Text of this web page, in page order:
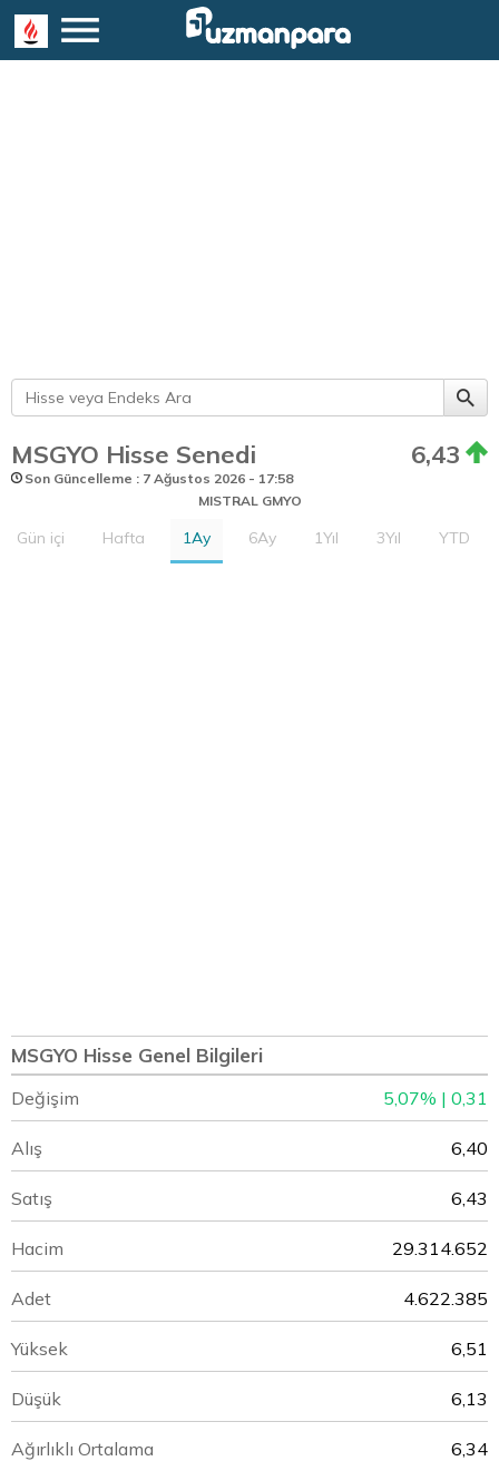
MSGYO Hisse Senedi 6,43
Son Güncelleme : 7 Ağustos 2026 - 17:58
MISTRAL GMYO
Gün içi Hafta 1Ay 6Ay 1Yıl 3Yıl YTD
MSGYO Hisse Genel Bilgileri
Değişim 5,07% | 0,31
Alış 6,40
Satış 6,43
Hacim 29.314.652
Adet 4.622.385
Yüksek 6,51
Düşük 6,13
Ağırlıklı Ortalama 6,34